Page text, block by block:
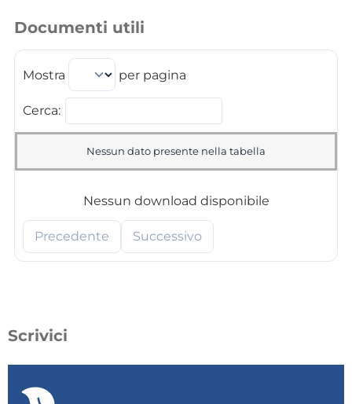
Documenti utili
Mostra per pagina
Cerca:
Nessun dato presente nella tabella
Nessun download disponibile
Precedente Successivo
Scrivici